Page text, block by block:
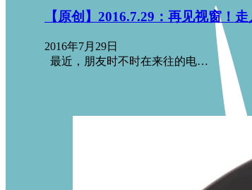
【原创】2016.7.29：再见视窗！
2016年7月29日
最近，朋友时不时在来往的电…